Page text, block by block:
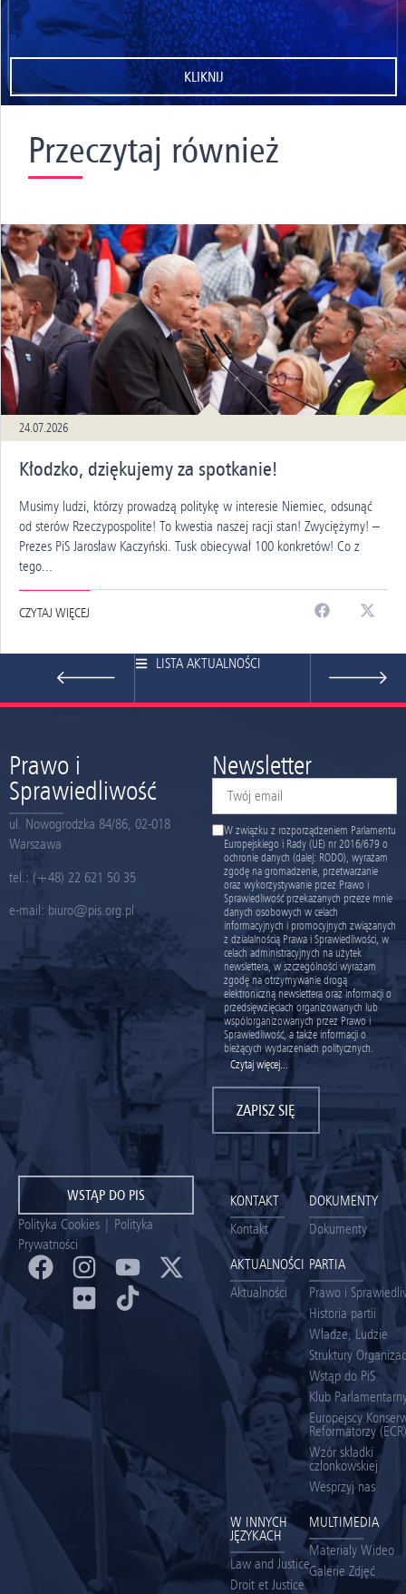
KLIKNIJ
Przeczytaj również
24.07.2026
Kłodzko, dziękujemy za spotkanie!
Musimy ludzi, którzy prowadzą politykę w interesie Niemiec, odsunąć
od sterów Rzeczypospolite! To kwestia naszej racji stan! Zwyciężymy! –
Prezes PiS Jarosław Kaczyński. Tusk obiecywał 100 konkretów! Co z
tego...
CZYTAJ WIĘCEJ
LISTA AKTUALNOŚCI
Prawo i
Sprawiedliwość
ul. Nowogrodzka 84/86, 02-018
Warszawa
tel.: (+48) 22 621 50 35
e-mail: biuro@pis.org.pl
Newsletter
W związku z rozporządzeniem Parlamentu
Europejskiego i Rady (UE) nr 2016/679 o
ochronie danych (dalej: RODO), wyrażam
zgodę na gromadzenie, przetwarzanie
oraz wykorzystywanie przez Prawo i
Sprawiedliwość przekazanych przeze mnie
danych osobowych w celach
informacyjnych i promocyjnych związanych
z działalnością Prawa i Sprawiedliwości, w
celach administracyjnych na użytek
newslettera, w szczególności wyrażam
zgodę na otrzymywanie drogą
elektroniczną newslettera oraz informacji o
przedsięwzięciach organizowanych lub
współorganizowanych przez Prawo i
Sprawiedliwość, a także informacji o
bieżących wydarzeniach politycznych.
Czytaj więcej...
ZAPISZ SIĘ
WSTĄP DO PIS
Polityka Cookies
Polityka
Prywatności
KONTAKT
Kontakt
DOKUMENTY
Dokumenty
AKTUALNOŚCI
Aktualności
PARTIA
Prawo i
Historia partii
Władze, Ludzie
Struktury
Wstąp do PiS
Klub
Europejscy
Reformatorzy (ECR)
Wzór składki
członkowskiej
Wesprzyj nas
W INNYCH
JĘZYKACH
Law and Justice
Droit et Justice
MULTIMEDIA
Materiały Wideo
Galerie Zdjęć